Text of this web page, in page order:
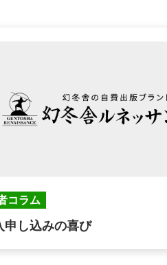
コラム
申し込みの喜び